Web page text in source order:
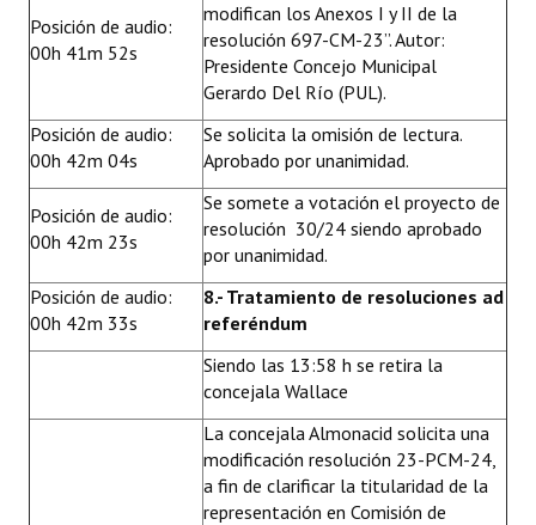
Posición de audio:
00h 41m 52s
modifican los Anexos I y II de la
resolución 697-CM-23”. Autor:
Presidente Concejo Municipal
Gerardo Del Río (PUL).
Posición de audio:
00h 42m 04s
Se solicita la omisión de lectura.
Aprobado por unanimidad.
Posición de audio:
00h 42m 23s
Se somete a votación el proyecto de
resolución 30/24 siendo aprobado
por unanimidad.
Posición de audio:
00h 42m 33s
8.- Tratamiento de resoluciones ad
referéndum
Siendo las 13:58 h se retira la
concejala Wallace
La concejala Almonacid solicita una
modificación resolución 23-PCM-24,
a fin de clarificar la titularidad de la
representación en Comisión de